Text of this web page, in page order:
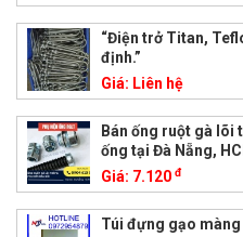
“Điện trở Titan,
định.”
Giá: Liên hệ
Bán ống ruột gà lõi
ống tại Đà Nẵng,
Giá: 7.120 đ
Túi đựng gạo màng